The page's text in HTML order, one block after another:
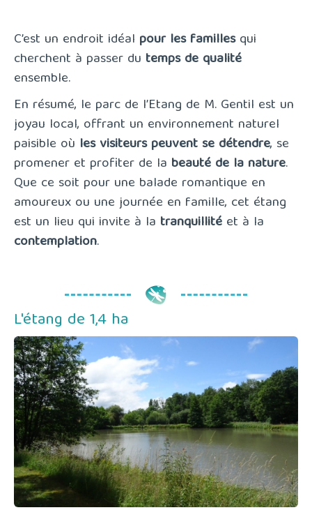
C’est un endroit idéal pour les famillesqui
cherchent à passer du temps de qualité
ensemble.
En résumé, le parc de l’Etang de M. Gentil est un
joyau local, offrant un environnement naturel
paisible où les visiteurs peuvent se détendre, se
promener et profiter de la beauté de la nature.
Que ce soit pour une balade romantique en
amoureux ou une journée en famille, cet étang
est un lieu qui invite à la tranquillité et à la
contemplation.
L'étang de 1,4 ha